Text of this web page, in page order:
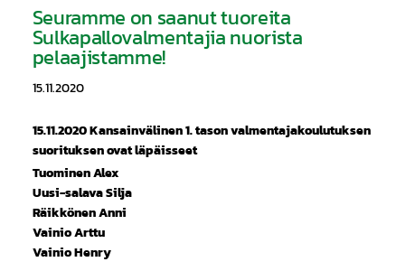
Seuramme on saanut tuoreita
Sulkapallovalmentajia nuorista
pelaajistamme!
15.11.2020
15.11.2020 Kansainvälinen 1. tason valmentajakoulutuksen
suorituksen ovat läpäisseet
Tuominen Alex
Uusi-salava Silja
Räikkönen Anni
Vainio Arttu
Vainio Henry